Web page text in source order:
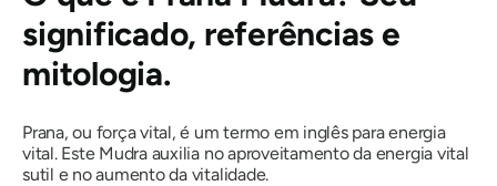
significado, referências e
mitologia.
Prana, ou força vital, é um termo em inglês para energia
vital. Este Mudraauxilia no aproveitamento da energia vital
sutil e no aumento da vitalidade.